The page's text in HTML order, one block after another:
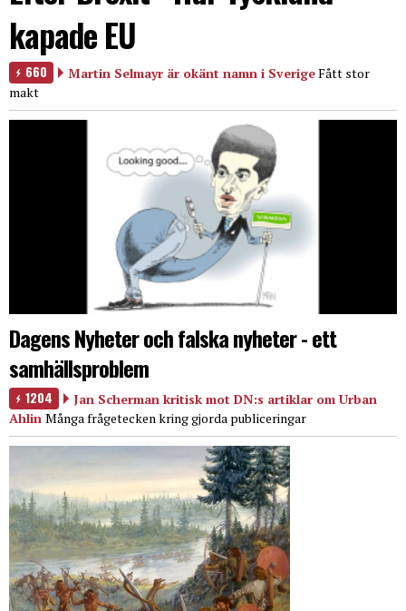
kapade EU
660 Martin Selmayr är okänt namn i SverigeFått stor
makt
Dagens Nyheter och falska nyheter - ett
samhällsproblem
1204
Jan Scherman kritisk mot DN:s artiklar om Urban
Ahlin Många frågetecken kring gjorda publiceringar